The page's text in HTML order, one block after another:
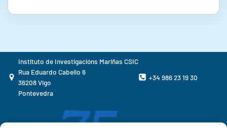
Instituto de Investigacións Mariñas CSIC
Rua Eduardo Cabello 6
36208 Vigo
Pontevedra
+34 986 23 19 30